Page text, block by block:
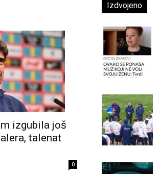
izgubila još
talenat
0
Izdvojeno